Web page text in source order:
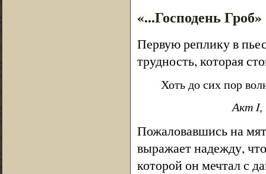
«...Господень Гроб»
Первую реплику в
трудность, которая
Хоть до сих пор
Акт I,
Пожаловавшись на
выражает надежду,
которой он мечтал с